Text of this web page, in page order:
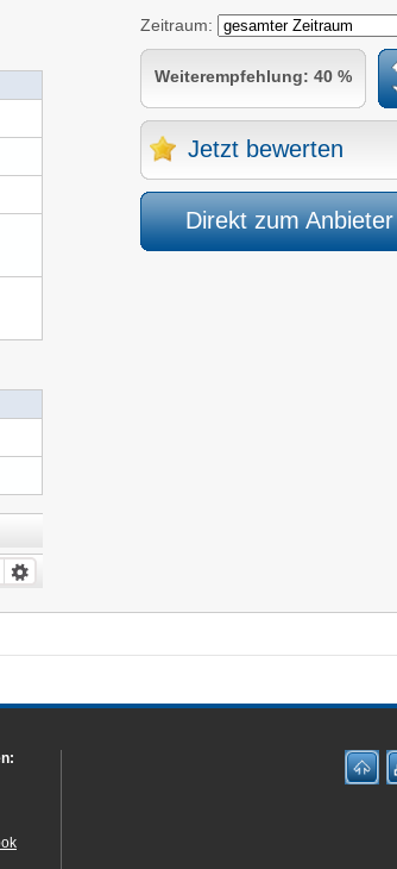
Zeitraum:
Weiterempfehlung: 40 %
Jetzt bewerten
Direkt zum Anbieter